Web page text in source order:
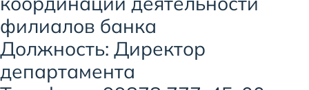
филиалов банка
Должность: Директор
департамента